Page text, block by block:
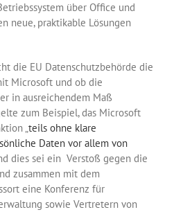
über Office und
neue, praktikable Lösungen
die EU Datenschutzbehörde die
Microsoft und ob die
in ausreichendem Maß
zum Beispiel, das Microsoft
„teils ohne klare
Daten vor allem von
dies sei ein Verstoß gegen die
zusammen mit dem
eine Konferenz für
sowie Vertretern von